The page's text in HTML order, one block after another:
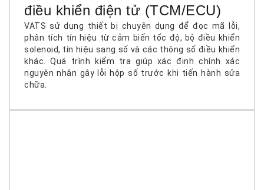
điều khiển điện tử (TCM/ECU)
VATS sử dụng thiết bị chuyên dụng để đọc mã lỗi,
phân tích tín hiệu từ cảm biến tốc độ, bộ điều khiển
solenoid, tín hiệu sang số và các thông số điều khiển
khác. Quá trình kiểm tra giúp xác định chính xác
nguyên nhân gây lỗi hộp số trước khi tiến hành sửa
chữa.